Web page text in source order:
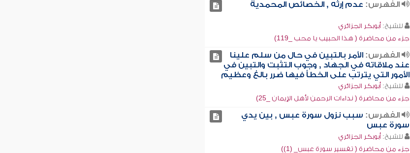
الفهرس: عدم إرثه , الخصائص المحمدية
للشيخ: أبوبكر الجزائري
جزء من محاضرة ( هذا الحبيب يا محب _119)
الفهرس: الأمر بالتبين في حال من سلم علينا
عند ملاقاته في الجهاد , وجوب التثبت والتبين في
الأمور التي يترتب على الخطأ فيها ضرر بالغ وعظيم
للشيخ: أبوبكر الجزائري
جزء من محاضرة ( نداءات الرحمن لأهل الإيمان _25)
الفهرس: سبب نزول سورة عبس , بين يدي
سورة عبس
للشيخ: أبوبكر الجزائري
جزء من محاضرة ( تفسير سورة عبس_ (1))